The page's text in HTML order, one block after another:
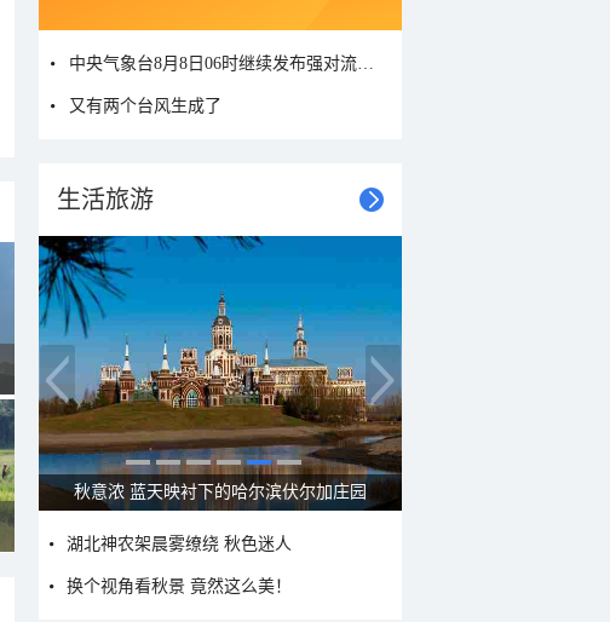
又有两个台风生成了
生活旅游
秋意浓 蓝天映衬下的哈尔滨伏尔加庄园
湖北神农架晨雾缭绕 秋色迷人
换个视角看秋景 竟然这么美！